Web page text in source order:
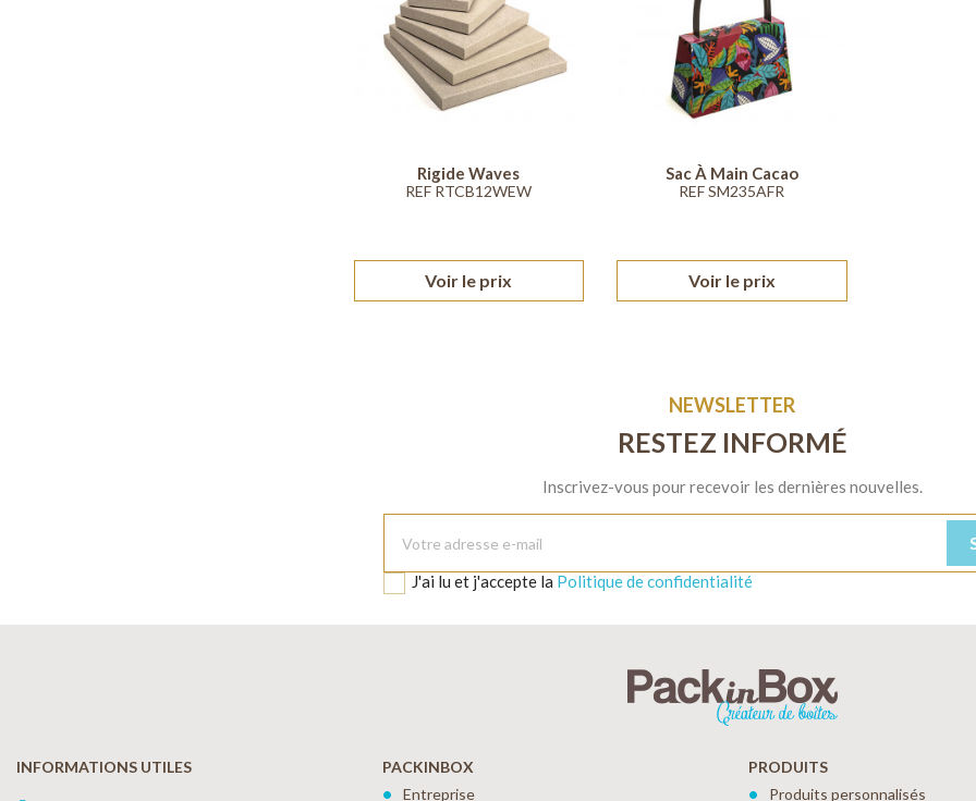
Rigide Waves
REF RTCB12WEW
Voir le prix
Sac À Main Cacao
REF SM235AFR
Voir le prix
NEWSLETTER
RESTEZ INFORMÉ
Inscrivez-vous pour recevoir les dernières nouvelles.
J'ai lu et j'accepte la Politique de confidentialité
INFORMATIONS UTILES
PACKINBOX
Entreprise
PRODUITS
Produits personnalisés